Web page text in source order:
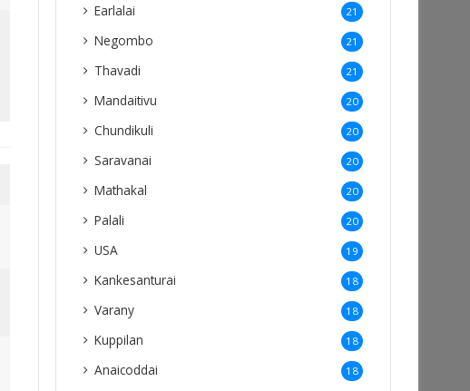
Earlalai 21
Negombo 21
Thavadi 21
Mandaitivu 20
Chundikuli 20
Saravanai 20
Mathakal 20
Palali 20
USA 19
Kankesanturai 18
Varany 18
Kuppilan 18
Anaicoddai 18